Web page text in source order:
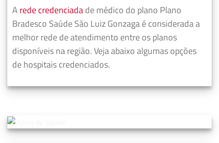
A rede credenciadade médico do plano Plano
Bradesco Saúde São Luiz Gonzaga é considerada a
melhor rede de atendimento entre os planos
disponíveis na região. Veja abaixo algumas opções
de hospitais credenciados.